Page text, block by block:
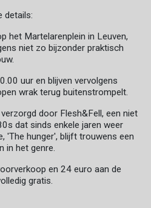
details:
het Martelarenplein in Leuven,
niet zo bijzonder praktisch
uur en blijven vervolgens
wrak terug buitenstrompelt.
door Flesh&Fell, een niet
dat sinds enkele jaren weer
'The hunger', blijft trouwens een
in het genre.
en 24 euro aan de
gratis.